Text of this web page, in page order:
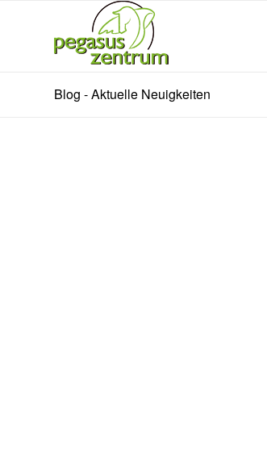
Blog - Aktuelle Neuigkeiten